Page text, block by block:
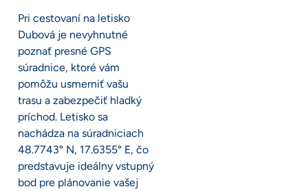
Pri cestovaní na letisko
Dubová je nevyhnutné
poznať presné GPS
súradnice, ktoré vám
pomôžu usmerniť vašu
trasu a zabezpečiť hladký
príchod. Letisko sa
nachádza na súradniciach
48.7743° N, 17.6355° E, čo
predstavuje ideálny vstupný
bod pre plánovanie vašej